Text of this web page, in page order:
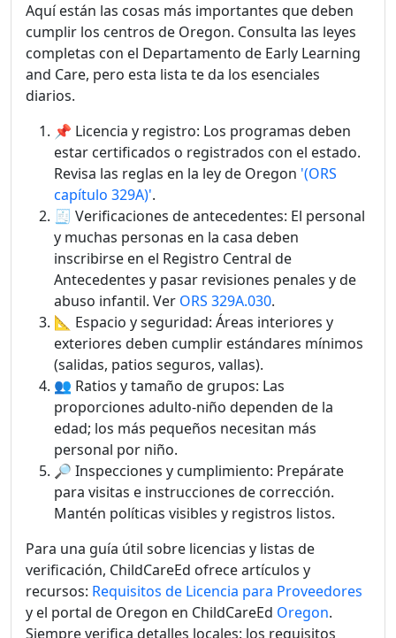
Aquí están las cosas más importantes que deben
cumplir los centros de Oregon. Consulta las leyes
completas con el Departamento de Early Learning
and Care, pero esta lista te da los esenciales
diarios.
📌 Licencia y registro: Los programas deben
estar certificados o registrados con el estado.
Revisa las reglas en la ley de Oregon '(ORS
capítulo 329A)'.
🧾 Verificaciones de antecedentes: El personal
y muchas personas en la casa deben
inscribirse en el Registro Central de
Antecedentes y pasar revisiones penales y de
abuso infantil. Ver ORS 329A.030.
📐 Espacio y seguridad: Áreas interiores y
exteriores deben cumplir estándares mínimos
(salidas, patios seguros, vallas).
👥 Ratios y tamaño de grupos: Las
proporciones adulto-niño dependen de la
edad; los más pequeños necesitan más
personal por niño.
🔎 Inspecciones y cumplimiento: Prepárate
para visitas e instrucciones de corrección.
Mantén políticas visibles y registros listos.
Para una guía útil sobre licencias y listas de
verificación, ChildCareEd ofrece artículos y
recursos: Requisitos de Licencia para Proveedores
y el portal de Oregon en ChildCareEd Oregon.
Siempre verifica detalles locales: los requisitos